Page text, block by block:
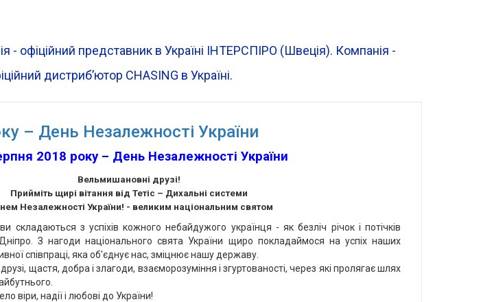
- офіційний представник в Україні ІНТЕРСПІРО (Швеція). Компанія -
дистрибʼютор CHASING в Україні.
– День Незалежності України
2018 року – День Незалежності України
Вельмишановні друзі!
Прийміть щирі вітання від Тетіс – Дихальні системи
Незалежності України! - великим національним святом
складаються з успіхів кожного небайдужого українця - як безліч річок і потічків
З нагоди національного свята України щиро покладаймося на успіх наших
співпраці, яка об'єднує нас, зміцнює нашу державу.
щастя, добра і злагоди, взаєморозуміння і згуртованості, через які пролягає шлях
віри, надії і любові до України!